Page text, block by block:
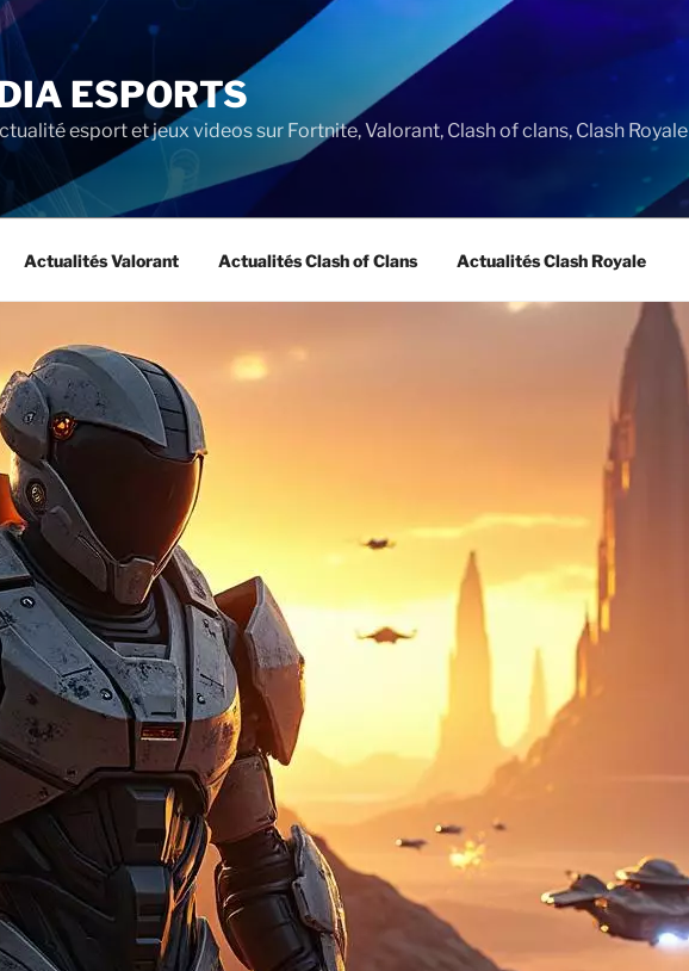
ESPORTS
esport et jeux videos sur Fortnite, Valorant, Clash of clans, Clash Royale
Actualités Valorant Actualités Clash of Clans Actualités Clash Royale